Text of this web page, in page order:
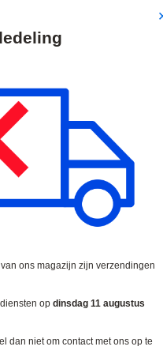
hervat.